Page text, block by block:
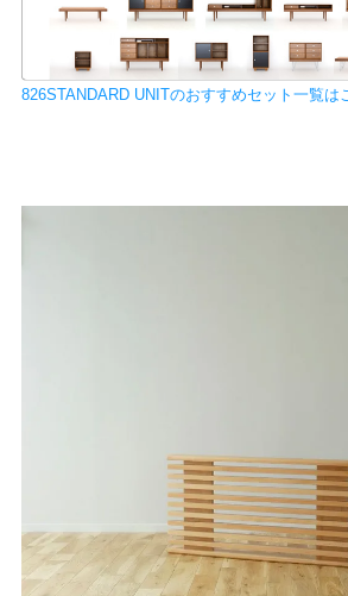
826STANDARD UNITのおすすめセット一覧は